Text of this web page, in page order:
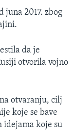
juna 2017. zbog
da je
otvorila vojno
otvaranju, cilj
koje se bave
idejama koje su